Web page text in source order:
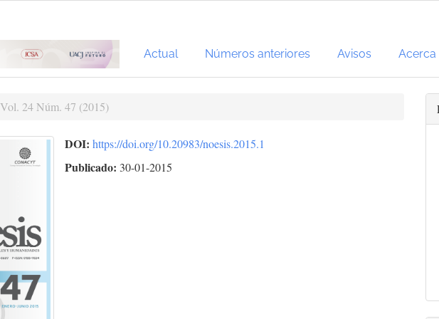
Actual Números anteriores Avisos Acerca
Vol. 24 Núm. 47 (2015)
DOI:https://doi.org/10.20983/noesis.2015.1
Publicado: 30-01-2015